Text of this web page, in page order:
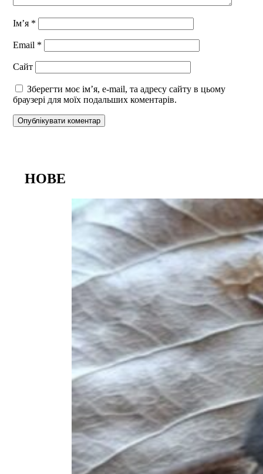
Ім’я *
Email *
Сайт
Зберегти моє ім’я, e-mail, та адресу сайту в цьому
браузері для моїх подальших коментарів.
НОВЕ